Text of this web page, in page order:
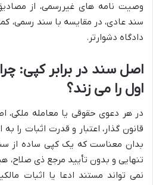
وصیت نامه های غیررسمی، از
سند عادی، در مقایسه با سند رسمی،
دادگاه دشوارتر.
اصل سند در برابر کپی:
اول را می زند؟
در هر دعوی حقوقی یا معامله ملکی،
قانون گذار، اعتبار و قدرت اثبات
بدان معناست که یک کپی ساده از
تنهایی و بدون تأیید مرجع ذی صلاح،
نمی تواند مستند ادعا یا اثبات